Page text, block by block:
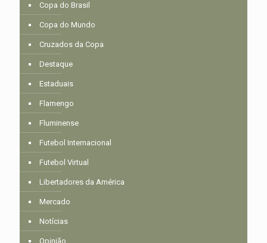
Copa do Brasil
Copa do Mundo
Cruzados da Copa
Destaque
Estaduais
Flamengo
Fluminense
Futebol Internacional
Futebol Virtual
Libertadores da América
Mercado
Notícias
Opinião